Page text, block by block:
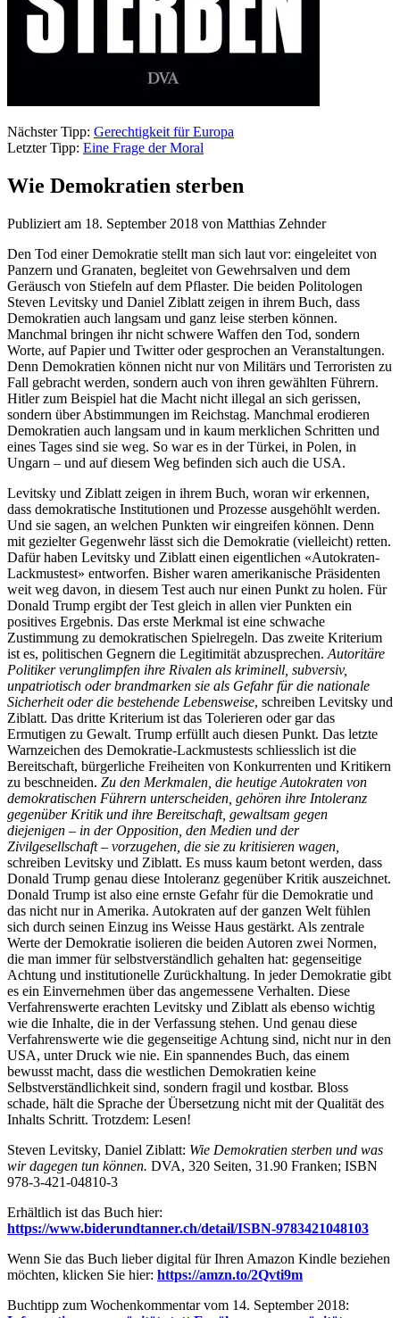
Nächster Tipp: Gerechtigkeit für Europa
Letzter Tipp: Eine Frage der Moral
Wie Demokratien sterben
Publiziert am 18. September 2018 von Matthias Zehnder
Den Tod einer Demokratie stellt man sich laut vor: eingeleitet von
Panzern und Granaten, begleitet von Gewehrsalven und dem
Geräusch von Stiefeln auf dem Pflaster. Die beiden Politologen
Steven Levitsky und Daniel Ziblatt zeigen in ihrem Buch, dass
Demokratien auch langsam und ganz leise sterben können.
Manchmal bringen ihr nicht schwere Waffen den Tod, sondern
Worte, auf Papier und Twitter oder gesprochen an Veranstaltungen.
Denn Demokratien können nicht nur von Militärs und Terroristen zu
Fall gebracht werden, sondern auch von ihren gewählten Führern.
Hitler zum Beispiel hat die Macht nicht illegal an sich gerissen,
sondern über Abstimmungen im Reichstag. Manchmal erodieren
Demokratien auch langsam und in kaum merklichen Schritten und
eines Tages sind sie weg. So war es in der Türkei, in Polen, in
Ungarn – und auf diesem Weg befinden sich auch die USA.
Levitsky und Ziblatt zeigen in ihrem Buch, woran wir erkennen,
dass demokratische Institutionen und Prozesse ausgehöhlt werden.
Und sie sagen, an welchen Punkten wir eingreifen können. Denn
mit gezielter Gegenwehr lässt sich die Demokratie (vielleicht) retten.
Dafür haben Levitsky und Ziblatt einen eigentlichen «Autokraten-
Lackmustest» entworfen. Bisher waren amerikanische Präsidenten
weit weg davon, in diesem Test auch nur einen Punkt zu holen. Für
Donald Trump ergibt der Test gleich in allen vier Punkten ein
positives Ergebnis. Das erste Merkmal ist eine schwache
Zustimmung zu demokratischen Spielregeln. Das zweite Kriterium
ist es, politischen Gegnern die Legitimität abzusprechen. Autoritäre
Politiker verunglimpfen ihre Rivalen als kriminell, subversiv,
unpatriotisch oder brandmarken sie als Gefahr für die nationale
Sicherheit oder die bestehende Lebensweise, schreiben Levitsky und
Ziblatt. Das dritte Kriterium ist das Tolerieren oder gar das
Ermutigen zu Gewalt. Trump erfüllt auch diesen Punkt. Das letzte
Warnzeichen des Demokratie-Lackmustests schliesslich ist die
Bereitschaft, bürgerliche Freiheiten von Konkurrenten und Kritikern
zu beschneiden. Zu den Merkmalen, die heutige Autokraten von
demokratischen Führern unterscheiden, gehören ihre Intoleranz
gegenüber Kritik und ihre Bereitschaft, gewaltsam gegen
diejenigen – in der Opposition, den Medien und der
Zivilgesellschaft – vorzugehen, die sie zu kritisieren wagen,
schreiben Levitsky und Ziblatt. Es muss kaum betont werden, dass
Donald Trump genau diese Intoleranz gegenüber Kritik auszeichnet.
Donald Trump ist also eine ernste Gefahr für die Demokratie und
das nicht nur in Amerika. Autokraten auf der ganzen Welt fühlen
sich durch seinen Einzug ins Weisse Haus gestärkt. Als zentrale
Werte der Demokratie isolieren die beiden Autoren zwei Normen,
die man immer für selbstverständlich gehalten hat: gegenseitige
Achtung und institutionelle Zurückhaltung. In jeder Demokratie gibt
es ein Einvernehmen über das angemessene Verhalten. Diese
Verfahrenswerte erachten Levitsky und Ziblatt als ebenso wichtig
wie die Inhalte, die in der Verfassung stehen. Und genau diese
Verfahrenswerte wie die gegenseitige Achtung sind, nicht nur in den
USA, unter Druck wie nie. Ein spannendes Buch, das einem
bewusst macht, dass die westlichen Demokratien keine
Selbstverständlichkeit sind, sondern fragil und kostbar. Bloss
schade, hält die Sprache der Übersetzung nicht mit der Qualität des
Inhalts Schritt. Trotzdem: Lesen!
Steven Levitsky, Daniel Ziblatt: Wie Demokratien sterben und was
wir dagegen tun können. DVA, 320 Seiten, 31.90 Franken; ISBN
978-3-421-04810-3
Erhältlich ist das Buch hier:
https://www.biderundtanner.ch/detail/ISBN-9783421048103
Wenn Sie das Buch lieber digital für Ihren Amazon Kindle beziehen
möchten, klicken Sie hier: https://amzn.to/2Qvti9m
Buchtipp zum Wochenkommentar vom 14. September 2018: